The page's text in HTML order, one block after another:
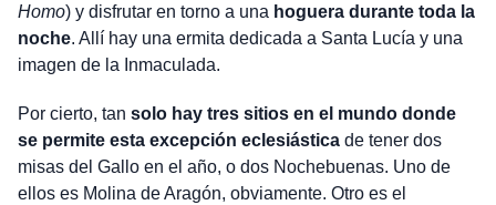
Homo) y disfrutar en torno a una hoguera durante toda la
noche. Allí hay una ermita dedicada a Santa Lucía y una
imagen de la Inmaculada.
Por cierto, tan solo hay tres sitios en el mundo donde
se permite esta excepción eclesiásticade tener dos
misas del Gallo en el año, o dos Nochebuenas. Uno de
ellos es Molina de Aragón, obviamente. Otro es el